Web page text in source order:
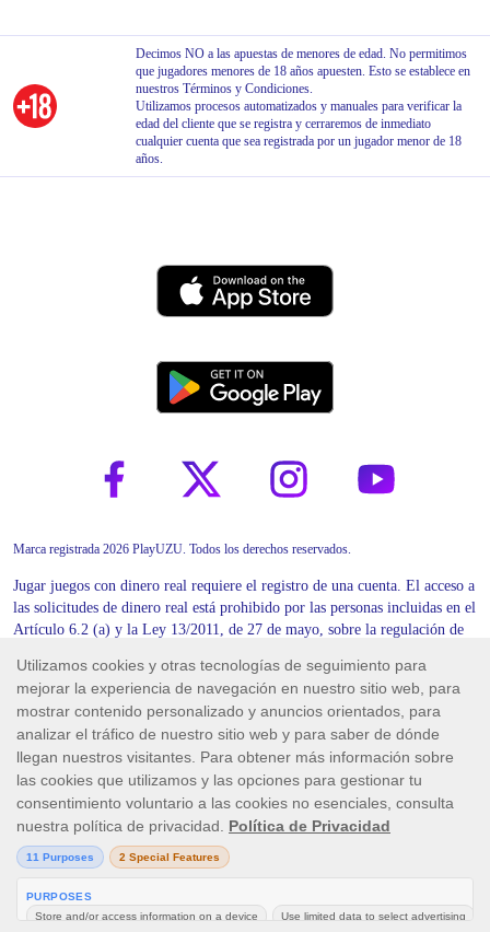
Decimos NO a las apuestas de menores de edad. No permitimos
que jugadores menores de 18 años apuesten. Esto se establece en
nuestros Términos y Condiciones.
Utilizamos procesos automatizados y manuales para verificar la
edad del cliente que se registra y cerraremos de inmediato
cualquier cuenta que sea registrada por un jugador menor de 18
años.
Marca registrada 2026 PlayUZU. Todos los derechos reservados.
Jugar juegos con dinero real requiere el registro de una cuenta. El acceso a
las solicitudes de dinero real está prohibido por las personas incluidas en el
Artículo 6.2 (a) y la Ley 13/2011, de 27 de mayo, sobre la regulación de
Skill On Net S.A., con domicilio en Calle Carlos de Arellano 27, 52003
Melilla (España), está autorizada y regulada por la Dirección General de
Ordenación del Juego (DGOJ). La DGOJ ha concedido a Skill On Net
S.A. la licencia general de OTROS JUEGOS No/Ref: LGEN/00083, así
como las licencias singulares de RULETA No/Ref: PROLI/00283,
BLACKJACK No/Ref: PROLI/00282 y MÁQUINAS DE AZAR No/Ref:
PROLI/00237. Para más información, por favor haga clickaquí
Juega con responsabilidad.
Ten en cuenta que todas las imágenes de los juegos y los iconos de los